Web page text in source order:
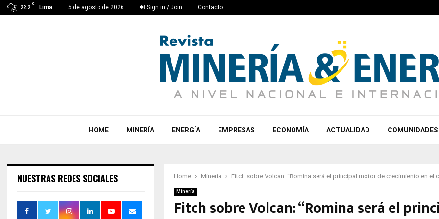
22.2
C
Lima 5 de agosto de 2026 Sign in / Join Contacto
HOME MINERÍA ENERGÍA EMPRESAS ECONOMÍA ACTUALIDAD COMUNIDADES
Home Minería Fitch sobre Volcan: “Romina será el principal motor de crecimiento en el
Minería
Fitch sobre Volcan: “Romina será el
NUESTRAS REDES SOCIALES